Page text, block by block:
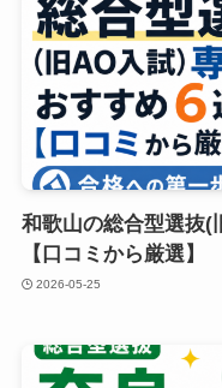
和歌山の総合型選抜(
【口コミから厳選】
2026-05-25